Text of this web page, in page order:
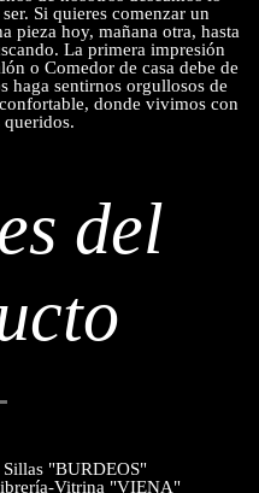
Si quieres comenzar un
pieza hoy, mañana otra, hasta
La primera impresión
o Comedor de casa debe de
haga sentirnos orgullosos de
donde vivimos con
queridos.
del
Sillas "BURDEOS"
Vitrina "VIENA"